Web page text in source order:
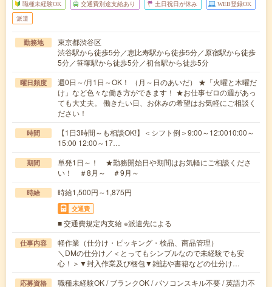
職種未経験OK 交通費別途支給あり 土日祝日が休み WEB登録OK
派遣
勤務地
東京都渋谷区
渋谷駅から徒歩5分／恵比寿駅から徒歩5分／原宿駅から徒歩
5分／笹塚駅から徒歩5分／初台駅から徒歩5分
曜日頻度
週0日～/月1日～OK！ （月～日のあいだ） ★「火曜と木曜だ
け」など色々な働き方ができます！ ★お仕事ゼロの週があっ
ても大丈夫。 働きたい日、お休みの希望はお気軽にご相談く
ださい！
時間
【1日3時間～も相談OK!】＜シフト例＞9:00～12:0010:00～
15:00 12:00～17…
期間
単発1日～！ ★勤務開始日や期間はお気軽にご相談くださ
い！ ＃8月～ ＃9月～
時給 時給1,500円～1,875円
交通費
■ 交通費規定内支給 ※派遣先による
仕事内容
軽作業（仕分け・ピッキング・検品、商品管理）
＼DMの仕分け／＜とってもシンプルなので未経験でも安
心！＞▼封入作業及び梱包▼雑誌や書籍などの仕分け…
応募資格 職種未経験OK / ブランクOK / パソコンスキル不要 / 英語力不